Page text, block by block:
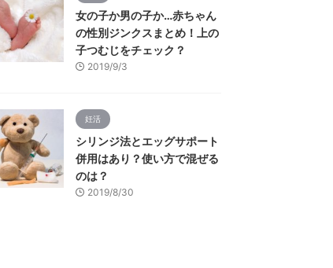
女の子か男の子か…赤ちゃん
の性別ジンクスまとめ！上の
子つむじをチェック？
2019/9/3
妊活
シリンジ法とエッグサポート
併用はあり？使い方で混ぜる
のは？
2019/8/30